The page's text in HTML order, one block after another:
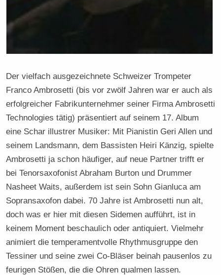
Der vielfach ausgezeichnete Schweizer Trompeter
Franco Ambrosetti (bis vor zwölf Jahren war er auch als
erfolgreicher Fabrikunternehmer seiner Firma Ambrosetti
Technologies tätig) präsentiert auf seinem 17. Album
eine Schar illustrer Musiker: Mit Pianistin Geri Allen und
seinem Landsmann, dem Bassisten Heiri Känzig, spielte
Ambrosetti ja schon häufiger, auf neue Partner trifft er
bei Tenorsaxofonist Abraham Burton und Drummer
Nasheet Waits, außerdem ist sein Sohn Gianluca am
Sopransaxofon dabei. 70 Jahre ist Ambrosetti nun alt,
doch was er hier mit diesen Sidemen aufführt, ist in
keinem Moment beschaulich oder antiquiert. Vielmehr
animiert die temperamentvolle Rhythmusgruppe den
Tessiner und seine zwei Co-Bläser beinah pausenlos zu
feurigen Stößen, die die Ohren qualmen lassen.